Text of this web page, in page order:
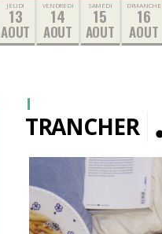
JEUDI
13
AOUT
VENDREDI
14
AOUT
SAMEDI
15
AOUT
DIMANCHE
16
AOUT
TRANCHER